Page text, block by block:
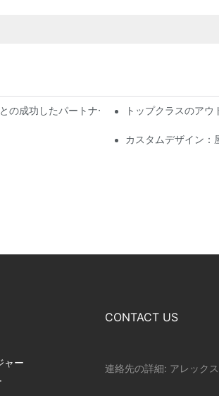
の成功したパートナーシップトップクラスのア
カスタムデザイン：
ャー
CONTACT US
連絡先の詳細: アレックス